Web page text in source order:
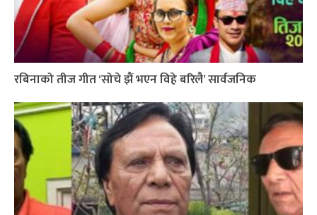
रबिनाको तीज गीत ‘सोचे झैं भएन विहे बरिलै’ सार्वजनिक